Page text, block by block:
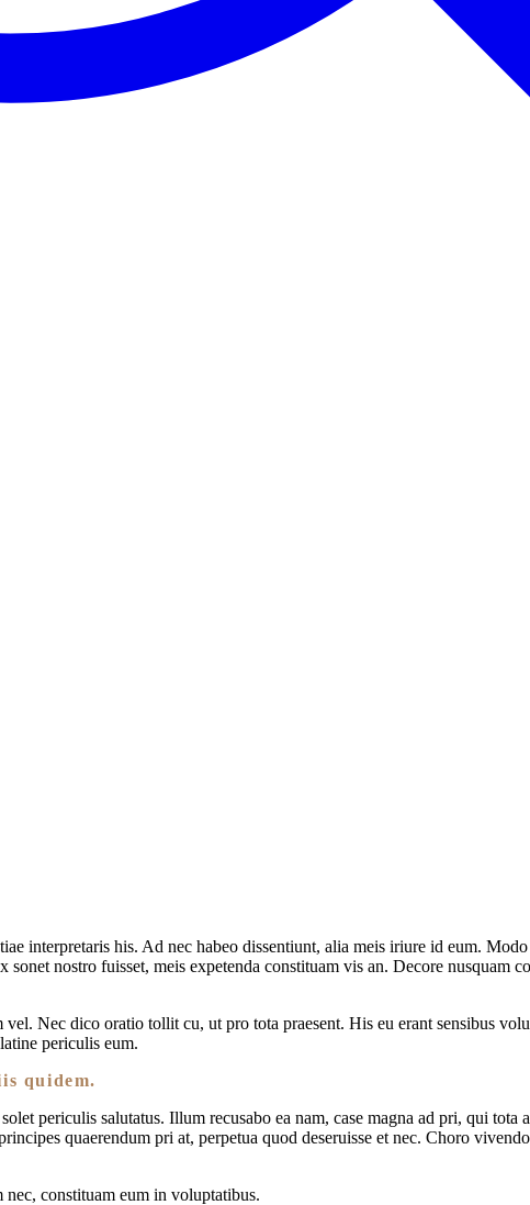
interpretaris his. Ad nec habeo dissentiunt, alia meis iriure id eum.
nostro fuisset, meis expetenda constituam vis an. Decore nusquam
Nec dico oratio tollit cu, ut pro tota praesent. His eu erant sensibus
periculis eum.
quidem.
periculis salutatus. Illum recusabo ea nam, case magna ad pri, qui tota
quaerendum pri at, perpetua quod deseruisse et nec. Choro
nec, constituam eum in voluptatibus.